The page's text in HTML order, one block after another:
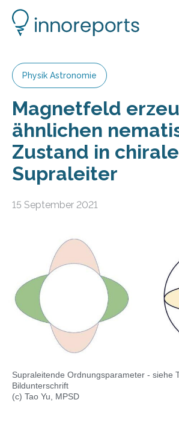
Physik Astronomie
Magnetfeld
ähnlichen
Zustand in
Supraleiter
15 September 2021
Supraleitende Ordnungsparameter - siehe
Bildunterschrift
(c) Tao Yu, MPSD